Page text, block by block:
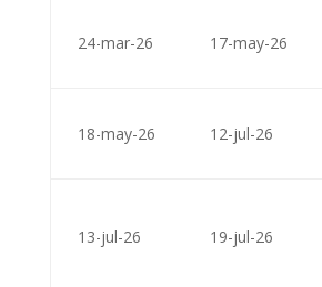
24-mar-26 17-may-26
18-may-26 12-jul-26
13-jul-26 19-jul-26